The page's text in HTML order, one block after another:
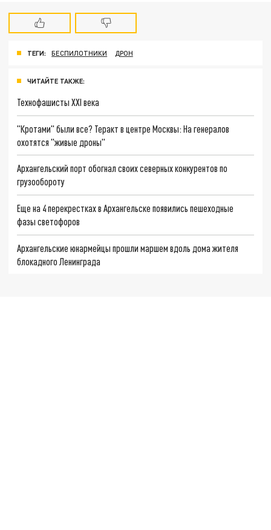
ТЕГИ: БЕСПИЛОТНИКИ ДРОН
ЧИТАЙТЕ ТАКЖЕ:
Технофашисты XXI века
"Кротами" были все? Теракт в центре Москвы: На генералов
охотятся "живые дроны"
Архангельский порт обогнал своих северных конкурентов по
грузообороту
Еще на 4 перекрестках в Архангельске появились пешеходные
фазы светофоров
Архангельские юнармейцы прошли маршем вдоль дома жителя
блокадного Ленинграда